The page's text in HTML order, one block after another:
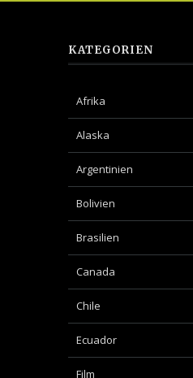
KATEGORIEN
Afrika
Alaska
Argentinien
Bolivien
Brasilien
Canada
Chile
Ecuador
Film